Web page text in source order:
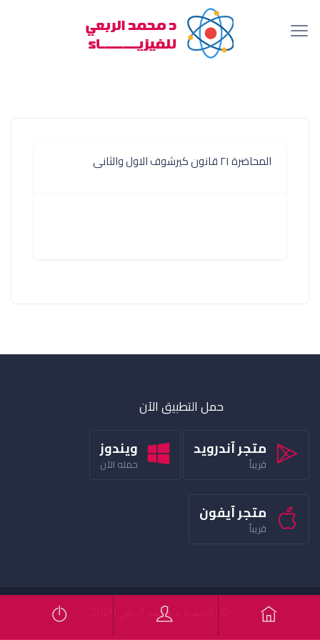
المحاضرة ٢١ قانون كيرشوف الاول والثانى
حمل التطبيق الآن
متجر آندرويد
قريباً
ويندوز
حمله الآن
متجر آيفون
قريباً
© أكاديمية د محمد الربعي 2020